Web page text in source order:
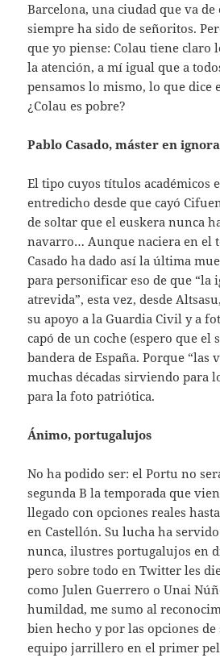
Barcelona, una ciudad que va
siempre ha sido de señoritos.
que yo piense: Colau tiene claro
la atención, a mí igual que a
pensamos lo mismo, lo que dice
¿Colau es pobre?
Pablo Casado, máster en
El tipo cuyos títulos académicos
entredicho desde que cayó
de soltar que el euskera nunca
navarro… Aunque naciera en el
Casado ha dado así la última
para personificar eso de que “la
atrevida”, esta vez, desde
su apoyo a la Guardia Civil y a
capó de un coche (espero que el
bandera de España. Porque “las
muchas décadas sirviendo para
para la foto patriótica.
Ánimo, portugalujos
No ha podido ser: el Portu no
segunda B la temporada que
llegado con opciones reales
en Castellón. Su lucha ha
nunca, ilustres portugalujos en
pero sobre todo en Twitter les
como Julen Guerrero o Unai
humildad, me sumo al
bien hecho y por las opciones
equipo jarrillero en el primer